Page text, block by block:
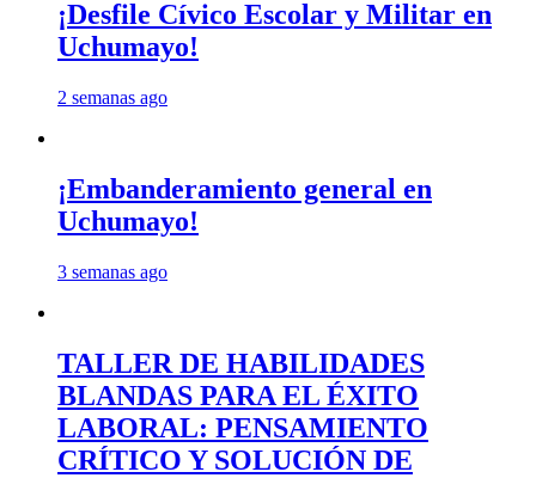
¡Desfile Cívico Escolar y Militar en
Uchumayo!
2 semanas ago
¡Embanderamiento general en
Uchumayo!
3 semanas ago
TALLER DE HABILIDADES
BLANDAS PARA EL ÉXITO
LABORAL: PENSAMIENTO
CRÍTICO Y SOLUCIÓN DE